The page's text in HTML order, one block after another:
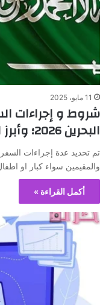
11 مايو، 2025
شروط و إجراءات
البحرين 2026؛ وأبرز الطرق
تم تحديد عدة إجراءات
والمقيمين سواء كبار او اطفال اقل
أكمل القراءة »